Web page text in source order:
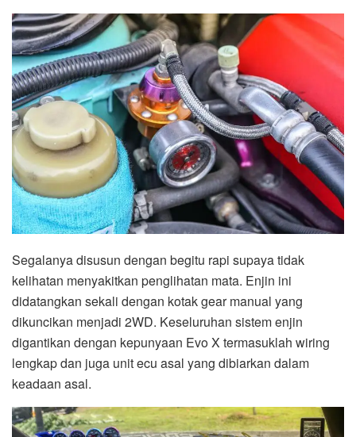
Segalanya disusun dengan begitu rapi supaya tidak
kelihatan menyakitkan penglihatan mata. Enjin ini
didatangkan sekali dengan kotak gear manual yang
dikuncikan menjadi 2WD. Keseluruhan sistem enjin
digantikan dengan kepunyaan Evo X termasuklah wiring
lengkap dan juga unit ecu asal yang dibiarkan dalam
keadaan asal.